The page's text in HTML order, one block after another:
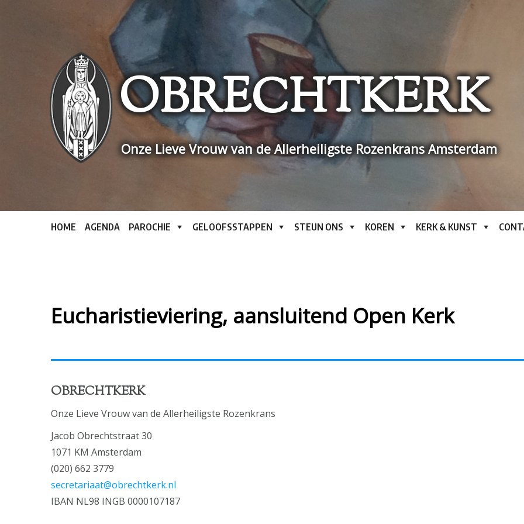
OBRECHTKERK
Onze Lieve Vrouw van de Allerheiligste Rozenkrans Amsterdam
HOME AGENDA PAROCHIE GELOOFSSTAPPEN STEUN ONS KOREN KERK & KUNST
Eucharistieviering, aansluitend Open Kerk
OBRECHTKERK
Onze Lieve Vrouw van de Allerheiligste Rozenkrans
Jacob Obrechtstraat 30
1071 KM Amsterdam
(020) 662 3779
secretariaat@obrechtkerk.nl
IBAN NL98 INGB 0000107187